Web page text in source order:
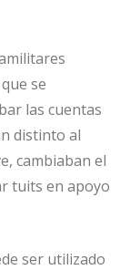
se
las cuentas
distinto al
cambiaban el
tuits en apoyo
ser utilizado